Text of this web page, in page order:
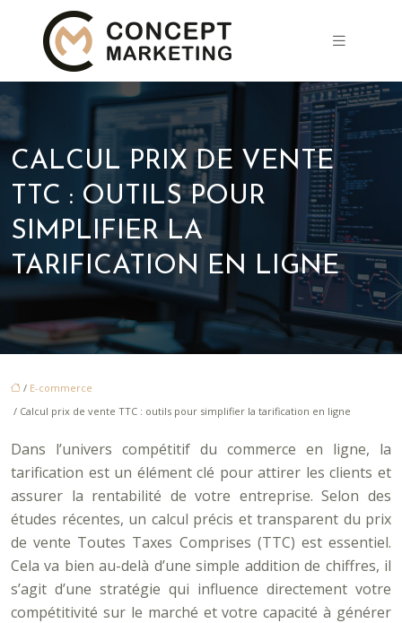
CALCUL PRIX DE VENTE
TTC : OUTILS POUR
SIMPLIFIER LA
TARIFICATION EN LIGNE
/ E-commerce
/ Calcul prix de vente TTC : outils pour simplifier la tarification en ligne
Dans l’univers compétitif du commerce en ligne, la
tarification est un élément clé pour attirer les clients et
assurer la rentabilité de votre entreprise. Selon des
études récentes, un calcul précis et transparent du prix
de vente Toutes Taxes Comprises (TTC) est essentiel.
Cela va bien au-delà d’une simple addition de chiffres, il
s’agit d’une stratégie qui influence directement votre
compétitivité sur le marché et votre capacité à générer